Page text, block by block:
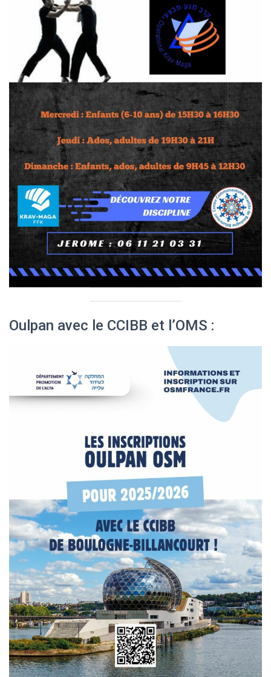
Oulpan avec le CCIBB et l’OMS :